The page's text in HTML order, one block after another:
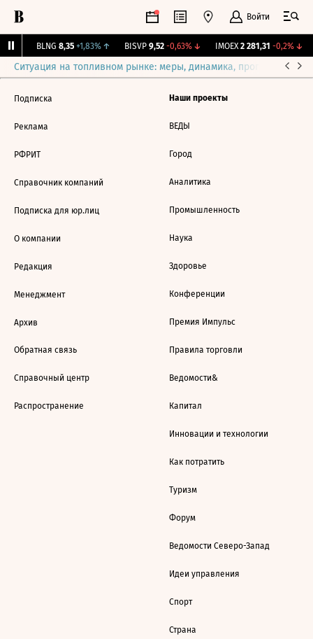
Войти
BLNG 8,35 +1,83%↑ BISVP 9,52 -0,63%↓ IMOEX 2 281,31 -0,2%↓
Ситуация на топливном рынке: меры, динамика, прогнозы
Подписка
Реклама
РФРИТ
Справочник компаний
Подписка для юр.лиц
О компании
Редакция
Менеджмент
Архив
Обратная связь
Справочный центр
Распространение
Наши проекты
ВЕДЫ
Город
Аналитика
Промышленность
Наука
Здоровье
Конференции
Премия Импульс
Правила торговли
Ведомости&
Капитал
Инновации и технологии
Как потратить
Туризм
Форум
Ведомости Северо-Запад
Идеи управления
Спорт
Страна